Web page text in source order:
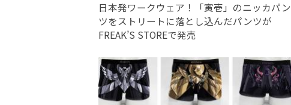
日本発ワークウェア！「寅壱」のニッカパン
ツをストリートに落とし込んだパンツが
FREAK’S STOREで発売